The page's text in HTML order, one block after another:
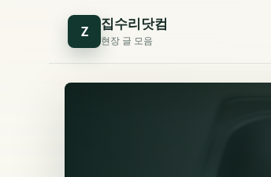
Z 집수리닷컴
현장 글 모음